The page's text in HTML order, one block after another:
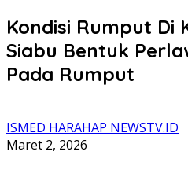
Kondisi Rumput Di
Siabu Bentuk
Pada Rumput
ISMED HARAHAP NEWSTV.ID
Maret 2, 2026